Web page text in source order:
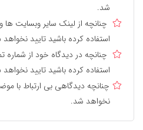
شد.
چنانچه از لینک سایر وبسایت ها
استفاده کرده باشید تایید
چنانچه در دیدگاه خود از شماره
استفاده کرده باشید تایید
چنانچه دیدگاهی بی ارتباط با
نخواهد شد.